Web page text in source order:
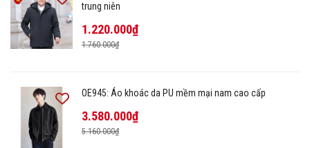
trung niên
1.220.000₫
1.760.000₫
OE945: Áo khoác da PU mềm mại nam cao cấp
3.580.000₫
5.160.000₫